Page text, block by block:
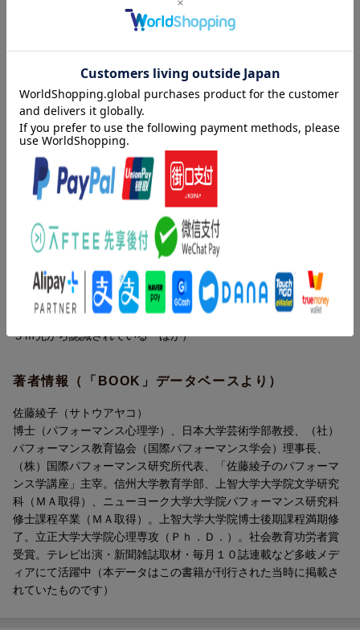
ひとりの人間のプレゼンはどこまで変われるのか？安倍首相のプ
目次（「BOOK」データベースより）
第１章 オリンピック招致最強プレゼンター安倍晋三首相（２０
２０東京オリンピック・パラリンピック招致プレゼン成功２０の
スキル／数値で見る安倍プレゼンの「非言語表現」の力 ほか）
／第２章 人を動かすリーダーのプレゼン鉄則（リーダーのプレ
ゼンには美しさが必要／安倍プレゼン９つのリーダー技法 ほ
か）／第３章 進歩したい人のプレゼンは必ず進化する（数値で
見る安倍プレゼンの進化／聞き手の期待を感じて話をする ほ
て方（「ロジカルプレゼン」の基本形／「ＰＯＳ」を絞り込む
ほか）／第５章 プレゼンに決定的な力を与える「非言語表現」
トレーニング（グリンプスバイトとサウンドバイト／あなたは１
５ｍ先から認識されている ほか）
著者情報（「BOOK」データベースより）
佐藤綾子（サトウアヤコ）
博士（パフォーマンス心理学）、日本大学芸術学部教授、（社）
パフォーマンス教育協会（国際パフォーマンス学会）理事長、
（株）国際パフォーマンス研究所代表、「佐藤綾子のパフォーマ
ンス学講座」主宰。信州大学教育学部、上智大学大学院文学研究
科（ＭＡ取得）、ニューヨーク大学大学院パフォーマンス研究科
修士課程卒業（ＭＡ取得）。上智大学大学院博士後期課程満期修
了。立正大学大学院心理専攻（Ｐｈ．Ｄ．）。社会教育功労者賞
受賞。テレビ出演・新聞雑誌取材・毎月１０誌連載など多岐メデ
ィアにて活躍中（本データはこの書籍が刊行された当時に掲載さ
れていたものです）